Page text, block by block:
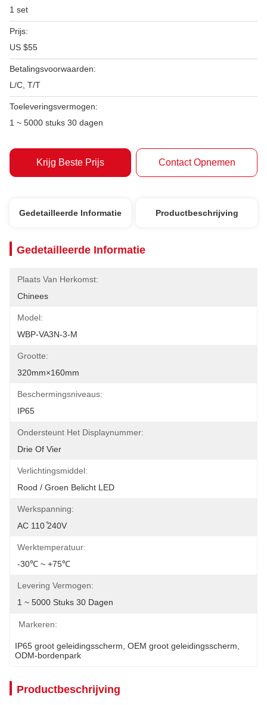
1 set
Prijs:
US $55
Betalingsvoorwaarden:
L/C, T/T
Toeleveringsvermogen:
1 ~ 5000 stuks 30 dagen
Krijg Beste Prijs Contact Opnemen
Gedetailleerde Informatie Productbeschrijving
Gedetailleerde Informatie
Plaats Van Herkomst:
Chinees
Model:
WBP-VA3N-3-M
Grootte:
320mm×160mm
Beschermingsniveaus:
IP65
Ondersteunt Het Displaynummer:
Drie Of Vier
Verlichtingsmiddel:
Rood / Groen Belicht LED
Werkspanning:
AC 110 ̊240V
Werktemperatuur:
-30℃ ~ +75℃
Levering Vermogen:
1 ~ 5000 Stuks 30 Dagen
Markeren:
IP65 groot geleidingsscherm OEM groot geleidingsscherm
ODM-bordenpark
Productbeschrijving